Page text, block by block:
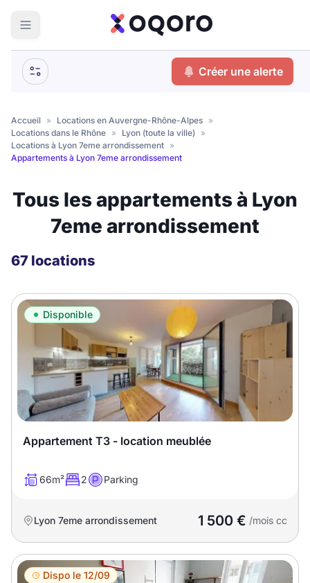
Votre
Que recherchez-vous ?
Colocation Coliving
Résidence étudiante
Meublé Non meublé
Montant du loyer
€
€
T2
T6 T7 T8 T9
recherche
Créer une alerte
Accueil » Locations en Auvergne-Rhône-Alpes »
Locations dans le Rhône » Lyon (toute la ville) »
Locations à Lyon 7eme arrondissement »
Appartements à Lyon 7eme arrondissement
Tous les appartements à Lyon
7eme arrondissement
67 locations
Disponible
Appartement T3 - location meublée
66m² 2 Parking
Lyon 7eme arrondissement 1 500 € /mois cc
Dispo le 12/09